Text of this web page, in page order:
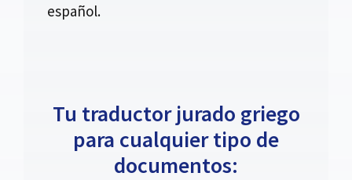
español.
Tu traductor jurado griego
para cualquier tipo de
documentos: